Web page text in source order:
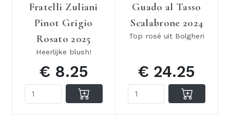
Fratelli Zuliani
Pinot Grigio
Rosato 2025
Heerlijke blush!
€ 8.25
Guado al Tasso
Scalabrone 2024
Top rosé uit Bolgheri
€ 24.25